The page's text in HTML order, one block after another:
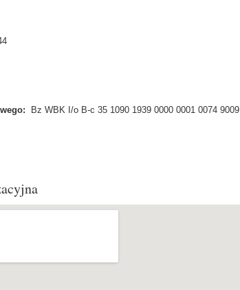
734 22 44
720 205
Bz WBK I/o B-c 35 1090 1939 0000 0001 0074 9009